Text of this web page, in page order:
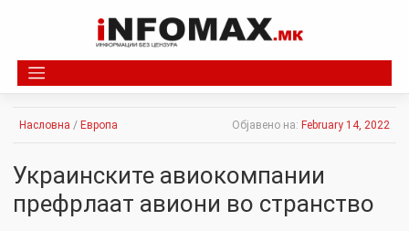
Насловна / Европа Објавено на: February 14, 2022
Украинските авиокомпании
префрлаат авиони во странство